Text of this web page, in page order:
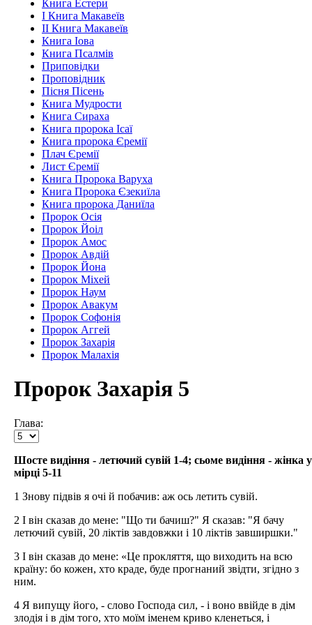
Книга Естери
І Книга Макавеїв
ІІ Книга Макавеїв
Книга Іова
Книга Псалмів
Приповідки
Проповідник
Пісня Пісень
Книга Мудрости
Книга Сираха
Книга пророка Ісаї
Книга пророка Єремії
Плач Єремії
Лист Єремії
Книга Пророка Варуха
Книга Пророка Єзекиїла
Книга пророка Даниїла
Пророк Осія
Пророк Йоіл
Пророк Амос
Пророк Авдій
Пророк Йона
Пророк Міхей
Пророк Наум
Пророк Авакум
Пророк Софонія
Пророк Аггей
Пророк Захарія
Пророк Малахія
Пророк Захарія 5
Глава:
Шосте видіння - летючий сувій 1-4; сьоме видіння - жінка у
мірці 5-11
1 Знову підвів я очі й побачив: аж ось летить сувій.
2 І він сказав до мене: "Що ти бачиш?" Я сказав: "Я бачу
летючий сувій, 20 ліктів завдовжки і 10 ліктів завширшки."
3 І він сказав до мене: «Це прокляття, що виходить на всю
країну: бо кожен, хто краде, буде прогнаний звідти, згідно з
ним.
4 Я випущу його, - слово Господа сил, - і воно ввійде в дім
злодія і в дім того, хто моїм іменем криво кленеться, і